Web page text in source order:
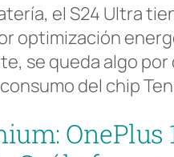
el S24 Ultra
optimización
se queda algo
del chip
OnePlus